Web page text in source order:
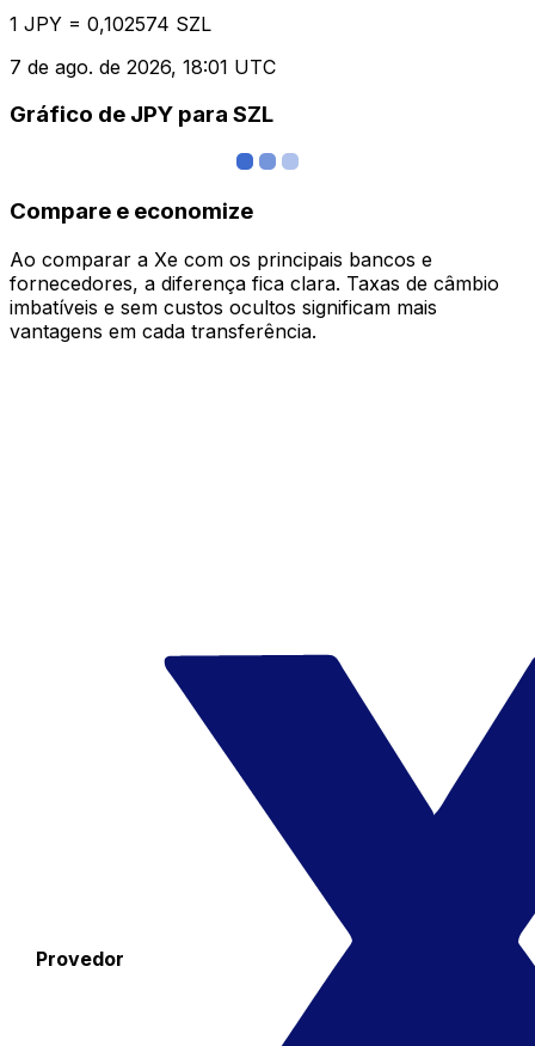
1 JPY = 0,102574 SZL
7 de ago. de 2026, 18:01 UTC
Gráfico de JPY para SZL
Compare e economize
Ao comparar a Xe com os principais bancos e
fornecedores, a diferença fica clara. Taxas de câmbio
imbatíveis e sem custos ocultos significam mais
vantagens em cada transferência.
Provedor